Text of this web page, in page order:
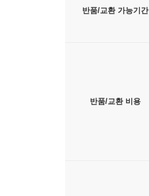
반품/교환 가능기간
반품/교환 비용